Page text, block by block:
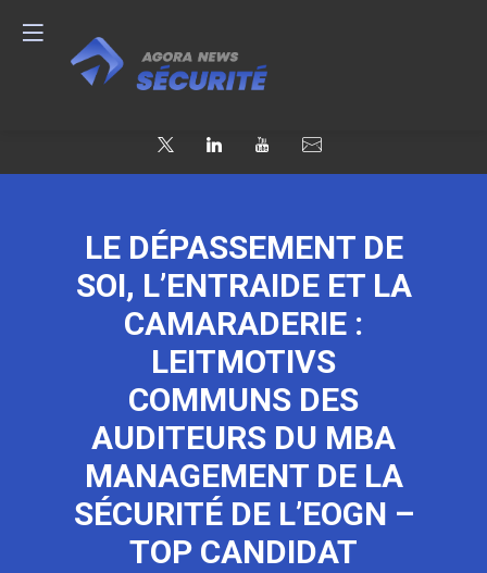
LE DÉPASSEMENT DE
SOI, L’ENTRAIDE ET LA
CAMARADERIE :
LEITMOTIVS
COMMUNS DES
AUDITEURS DU MBA
MANAGEMENT DE LA
SÉCURITÉ DE L’EOGN –
TOP CANDIDAT